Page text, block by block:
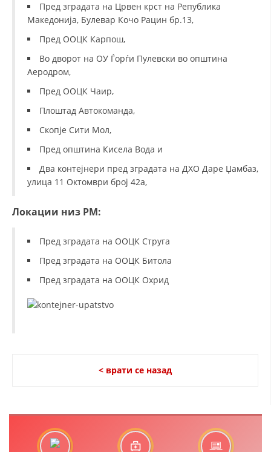
СОЦИЈАЛНО ХУМАНИТАРНА ДЕЈНОСТ
КАКО ДА ДОНИРАТЕ
ПОДГОТВЕНОСТ И ДЕЈСТВО ПРИ КАТАСТРОФИ
ПРОЕКТИ – ПОДГОТВЕНОСТ И ДЕЈСТВУВАЊЕ ПРИ КАТАСТРОФИ
ОДНОСИ СО ЈАВНОСТ
ИСТРАЖУВАЊЕ НА ЈАВНО МИСЛЕЊЕ
ЗНАЧЕЊЕ НА СЛУЖБАТА ЗА БАРАЊЕ
ЗА НАС
Пред зградата на Црвен крст на Република
Македонија, Булевар Кочо Рацин бр.13,
Пред ООЦК Карпош,
Во дворот на ОУ Ѓорѓи Пулевски во општина
Аеродром,
Пред ООЦК Чаир,
Плоштад Автокоманда,
Скопје Сити Мол,
Пред општина Кисела Вода и
Два контејнери пред зградата на ДХО Даре Џамбаз,
улица 11 Октомври број 42а,
Локации низ РМ:
Пред зградата на ООЦК Струга
Пред зградата на ООЦК Битола
Пред зградата на ООЦК Охрид
< врати се назад